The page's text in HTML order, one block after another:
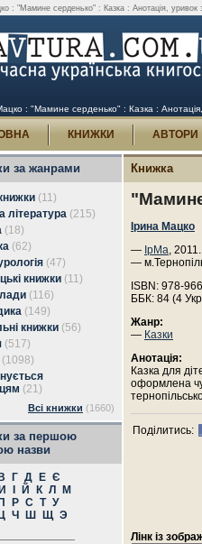
: "Мамине серденько" : Казка : Анотація, уривок
: "Мамине серденько" : Казка : Анотація,
КНИЖКИ АВТОРИ
за жанрами
(11)
література (215)
(18)
(62)
(47)
книжки (11)
(116)
(149)
книжки (56)
(517)
(1098)
(21)
Всі книжки (1660)
за першою
назви
В Г Д Е Є
И Й К Л
М
П Р С Т У
Ц Ч Ш Щ Э
Книжка
Ірина Мацко
— ІрМа,
—
ISBN: 978-
ББК: 84 (4
Жанр:
— Казки
Анотація:
Казка для
оформлена
Поділитись:
Лінк із